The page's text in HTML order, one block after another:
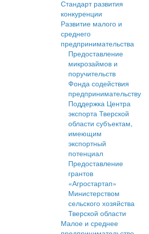
Стандарт развития
конкуренции
Развитие малого и
среднего
предпринимательства
Предоставление
микрозаймов и
поручительств
Фонда содействия
предпринимательству
Поддержка Центра
экспорта Тверской
области субъектам,
имеющим
экспортный
потенциал
Предоставление
грантов
«Агростартап»
Министерством
сельского хозяйства
Тверской области
Малое и среднее